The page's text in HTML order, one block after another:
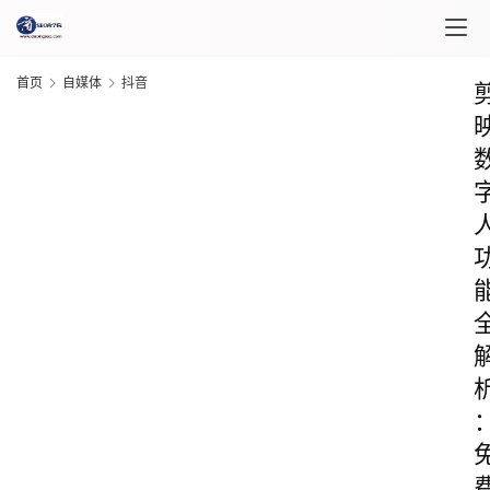
首页 自媒体 抖音